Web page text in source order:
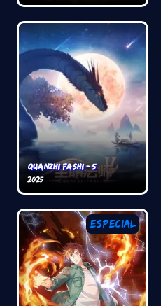
Quanzhi Fashi - 5
2025
Especial